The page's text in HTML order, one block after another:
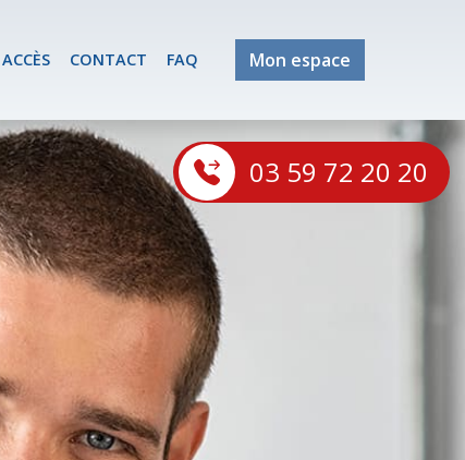
ACCÈS CONTACT FAQ Mon espace
03 59 72 20 20